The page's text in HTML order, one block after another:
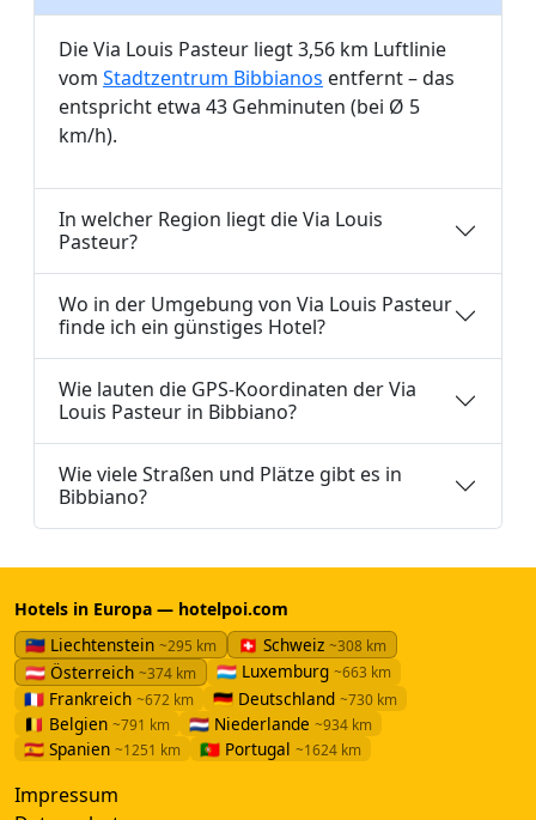
Die Via Louis Pasteur liegt 3,56 km Luftlinie
vom Stadtzentrum Bibbianos entfernt – das
entspricht etwa 43 Gehminuten (bei Ø 5
km/h).
In welcher Region liegt die Via Louis
Pasteur?
Wo in der Umgebung von Via Louis Pasteur
finde ich ein günstiges Hotel?
Wie lauten die GPS-Koordinaten der Via
Louis Pasteur in Bibbiano?
Wie viele Straßen und Plätze gibt es in
Bibbiano?
Hotels in Europa — hotelpoi.com
🇱🇮 Liechtenstein ~295 km 🇨🇭 Schweiz ~308 km
🇦🇹 Österreich ~374 km 🇱🇺 Luxemburg ~663 km
🇫🇷 Frankreich ~672 km 🇩🇪 Deutschland ~730 km
🇧🇪 Belgien ~791 km 🇳🇱 Niederlande ~934 km
🇪🇸 Spanien ~1251 km 🇵🇹 Portugal ~1624 km
Impressum